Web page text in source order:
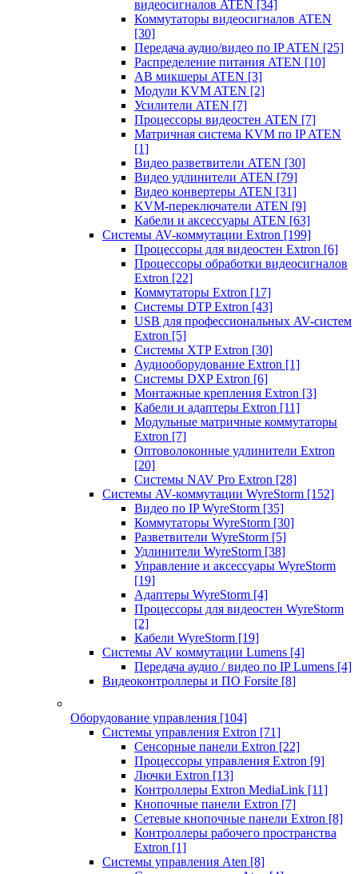
видеосигналов ATEN [34]
Коммутаторы видеосигналов ATEN
[30]
Передача аудио/видео по IP ATEN [25]
Распределение питания ATEN [10]
АВ микшеры ATEN [3]
Модули KVM ATEN [2]
Усилители ATEN [7]
Процессоры видеостен ATEN [7]
Матричная система KVM по IP ATEN
[1]
Видео разветвители ATEN [30]
Видео удлинители ATEN [79]
Видео конвертеры ATEN [31]
KVM-переключатели ATEN [9]
Кабели и аксессуары ATEN [63]
Системы AV-коммутации Extron [199]
Процессоры для видеостен Extron [6]
Процессоры обработки видеосигналов
Extron [22]
Коммутаторы Extron [17]
Системы DTP Extron [43]
USB для профессиональных AV-систем
Extron [5]
Системы XTP Extron [30]
Аудиооборудование Extron [1]
Системы DXP Extron [6]
Монтажные крепления Extron [3]
Кабели и адаптеры Extron [11]
Модульные матричные коммутаторы
Extron [7]
Оптоволоконные удлинители Extron
[20]
Системы NAV Pro Extron [28]
Системы AV-коммутации WyreStorm [152]
Видео по IP WyreStorm [35]
Коммутаторы WyreStorm [30]
Разветвители WyreStorm [5]
Удлинители WyreStorm [38]
Управление и аксессуары WyreStorm
[19]
Адаптеры WyreStorm [4]
Процессоры для видеостен WyreStorm
[2]
Кабели WyreStorm [19]
Системы AV коммутации Lumens [4]
Передача аудио / видео по IP Lumens [4]
Видеоконтроллеры и ПО Forsite [8]
Оборудование управления [104]
Системы управления Extron [71]
Сенсорные панели Extron [22]
Процессоры управления Extron [9]
Лючки Extron [13]
Контроллеры Extron MediaLink [11]
Кнопочные панели Extron [7]
Сетевые кнопочные панели Extron [8]
Контроллеры рабочего пространства
Extron [1]
Системы управления Aten [8]